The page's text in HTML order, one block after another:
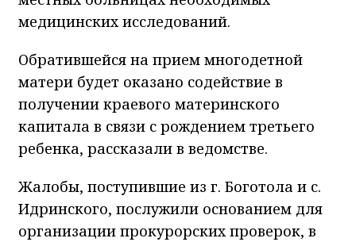
медицинских исследований.
Обратившейся на прием многодетной
матери будет оказано содействие в
получении краевого материнского
капитала в связи с рождением третьего
ребенка, рассказали в ведомстве.
Жалобы, поступившие из г. Боготола и с.
Идринского, послужили основанием для
организации прокурорских проверок, в